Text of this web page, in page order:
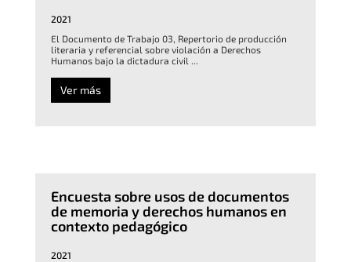
2021
El Documento de Trabajo 03, Repertorio de producción
literaria y referencial sobre violación a Derechos
Humanos bajo la dictadura civil ...
Ver más
Encuesta sobre usos de documentos
de memoria y derechos humanos en
contexto pedagógico
2021